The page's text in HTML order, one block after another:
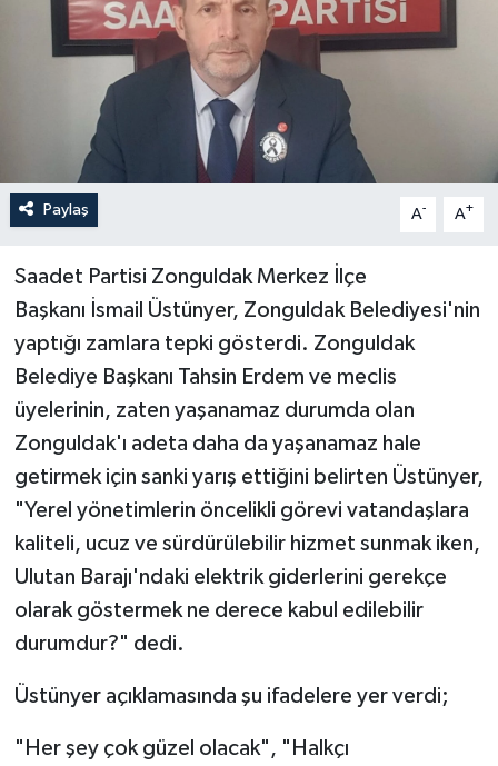
Paylaş A- A+
Saadet Partisi Zonguldak Merkez İlçe
Başkanı İsmail Üstünyer, Zonguldak Belediyesi'nin
yaptığı zamlara tepki gösterdi. Zonguldak
Belediye Başkanı Tahsin Erdem ve meclis
üyelerinin, zaten yaşanamaz durumda olan
Zonguldak'ı adeta daha da yaşanamaz hale
getirmek için sanki yarış ettiğini belirten Üstünyer,
"Yerel yönetimlerin öncelikli görevi vatandaşlara
kaliteli, ucuz ve sürdürülebilir hizmet sunmak iken,
Ulutan Barajı'ndaki elektrik giderlerini gerekçe
olarak göstermek ne derece kabul edilebilir
durumdur?" dedi.
Üstünyer açıklamasında şu ifadelere yer verdi;
"Her şey çok güzel olacak", "Halkçı
Devrek
Mesaj
Dergim
Haber Arşivi